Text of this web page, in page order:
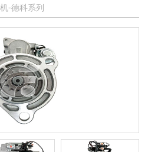
-德科系列